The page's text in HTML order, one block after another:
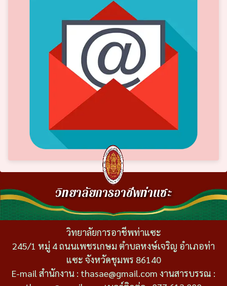
วิทยาลัยการอาชีพท่าแซะ
วิทยาลัยการอาชีพท่าแซะ
245/1 หมู่ 4 ถนนเพชรเกษม ตำบลหงษ์เจริญ อำเภอท่า
แซะ จังหวัดชุมพร 86140
E-mail สำนักงาน : thasae@gmail.com งานสารบรรณ :